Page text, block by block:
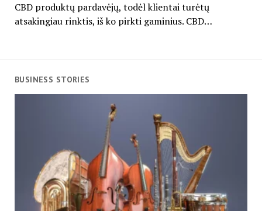
BUSINESS STORIES
CBD produktų pardavėjų, todėl klientai turėtų
atsakingiau rinktis, iš ko pirkti gaminius. CBD…